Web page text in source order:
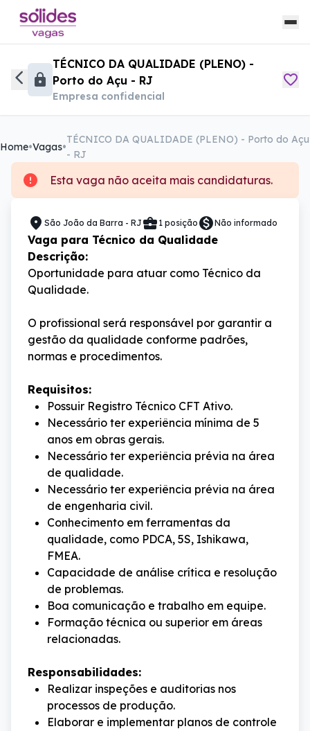
TÉCNICO DA QUALIDADE (PLENO) -
Porto do Açu - RJ
Empresa confidencial
Home Vagas
TÉCNICO DA QUALIDADE (PLENO) - Porto do Açu
- RJ
Esta vaga não aceita mais candidaturas.
São João da Barra - RJ 1 posição Não informado
Vaga para Técnico da Qualidade
Descrição:
Oportunidade para atuar como Técnico da
Qualidade.
O profissional será responsável por garantir a
gestão da qualidade conforme padrões,
normas e procedimentos.
Requisitos:
Possuir Registro Técnico CFT Ativo.
Necessário ter experiência mínima de 5
anos em obras gerais.
Necessário ter experiência prévia na área
de qualidade.
Necessário ter experiência prévia na área
de engenharia civil.
Conhecimento em ferramentas da
qualidade, como PDCA, 5S, Ishikawa,
FMEA.
Capacidade de análise crítica e resolução
de problemas.
Boa comunicação e trabalho em equipe.
Formação técnica ou superior em áreas
relacionadas.
Responsabilidades:
Realizar inspeções e auditorias nos
processos de produção.
Elaborar e implementar planos de controle